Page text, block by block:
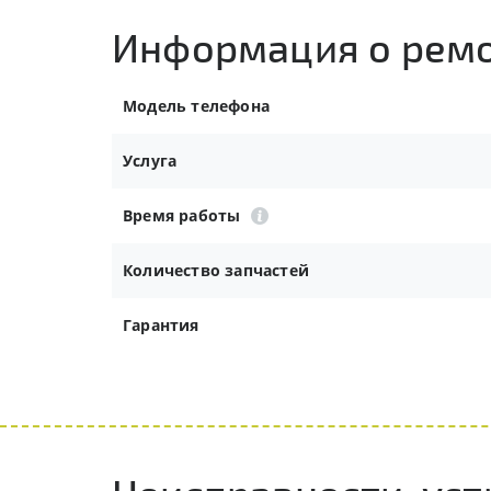
Информация о
Модель телефона
Услуга
Время работы
Количество запчастей
Гарантия